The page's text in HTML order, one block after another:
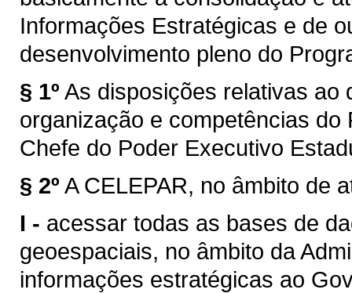
Informações Estratégicas e de
desenvolvimento pleno do
§ 1º As disposições relativas ao
organização e competências
Chefe do Poder Executivo
§ 2º A CELEPAR, no âmbito de
I - acessar todas as bases de
geoespaciais, no âmbito da
informações estratégicas ao